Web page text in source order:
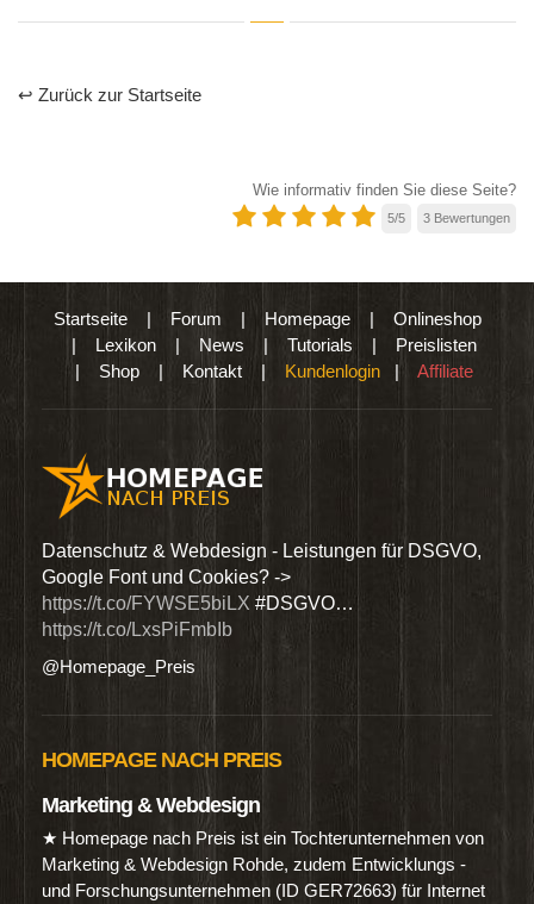
↩ Zurück zur Startseite
Wie informativ finden Sie diese Seite?
5/5 3 Bewertungen
Startseite| Forum | Homepage| Onlineshop
| Lexikon | News | Tutorials | Preislisten
| Shop | Kontakt | Kundenlogin | Affiliate
Datenschutz & Webdesign - Leistungen für DSGVO,
Google Font und Cookies? ->
https://t.co/FYWSE5biLX#DSGVO…
https://t.co/LxsPiFmbIb
@Homepage_Preis
Wir
HOMEPAGE NACH PREIS
Marketing & Webdesign
★ Homepage nach Preis ist ein Tochterunternehmen von
Marketing & Webdesign Rohde, zudem Entwicklungs -
und Forschungsunternehmen (ID GER72663) für Internet